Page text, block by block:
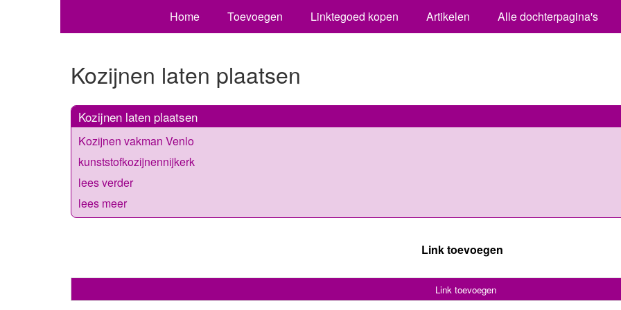
Home Toevoegen Linktegoed kopen Artikelen Alle dochterpagina's
Kozijnen laten plaatsen
Kozijnen laten plaatsen
Kozijnen vakman Venlo
kunststofkozijnennijkerk
lees verder
lees meer
Link toevoegen
Link toevoegen